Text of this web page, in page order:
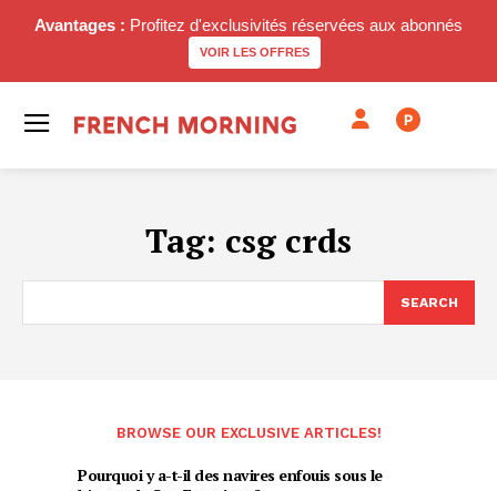
Avantages : Profitez d'exclusivités réservées aux abonnés
VOIR LES OFFRES
P
Tag: csg crds
SEARCH
BROWSE OUR EXCLUSIVE ARTICLES!
Pourquoi y a-t-il des navires enfouis sous le